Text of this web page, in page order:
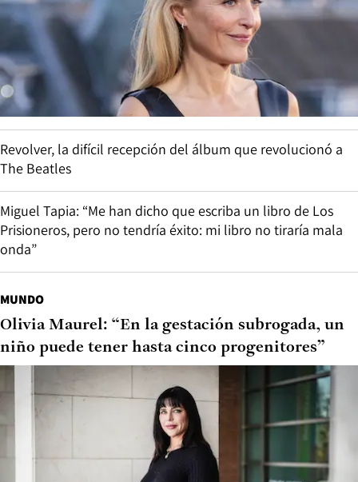
Revolver, la difícil recepción del álbum que revolucionó a
The Beatles
Miguel Tapia: “Me han dicho que escriba un libro de Los
Prisioneros, pero no tendría éxito: mi libro no tiraría mala
onda”
MUNDO
Olivia Maurel: “En la gestación subrogada, un
niño puede tener hasta cinco progenitores”